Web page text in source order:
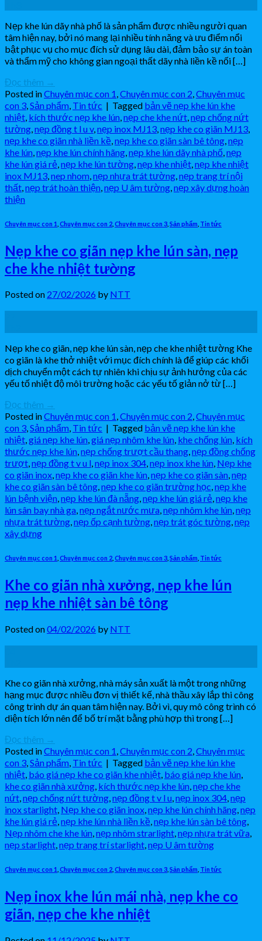
Nẹp khe lún dãy nhà phố là sản phẩm được nhiều người quan
tâm hiện nay, bởi nó mang lại nhiều tính năng và ưu điểm nổi
bật phục vụ cho mục đích sử dụng lâu dài, đảm bảo sự án toàn
và thẩm mỹ cho không gian ngoại thất dãy nhà liền kề nối […]
Đọc thêm →
Posted inChuyên mục con 1 Chuyên mục con 2 Chuyên mục
con 3 Sản phẩm Tin tức | Tagged bản vẽ nẹp khe lún khe
nhiệt kích thước nẹp khe lún nẹp che khe nứt nẹp chống nứt
tường nẹp đồng t l u v, nẹp inox MJ13 nẹp khe co giãn MJ13
nẹp khe co giãn nhà liền kề nẹp khe co giãn sàn bê tông nẹp
khe lún nẹp khe lún chính hãng nẹp khe lún dãy nhà phố nẹp
khe lún giá rẻ nẹp khe lún tường nẹp khe nhiệt nẹp khe nhiệt
inox MJ13 nep nhom nẹp nhựa trát tường nẹp trang trí nội
thất nẹp trát hoàn thiện nẹp U âm tường nẹp xây dựng hoàn
thiện
Chuyên mục con 1 Chuyên mục con 2 Chuyên mục con 3 Sản phẩm Tin tức
Nẹp khe co giãn nẹp khe lún sàn, nẹp
che khe nhiệt tường
Posted on 27/02/2026 by NTT
Nẹp khe co giãn, nẹp khe lún sàn, nẹp che khe nhiệt tường Khe
co giãn là khe thở nhiệt với mục đích chính là để giúp các khối
dịch chuyển một cách tự nhiên khi chịu sự ảnh hưởng của các
yếu tố nhiệt độ môi trường hoặc các yếu tố giản nở từ […]
Đọc thêm →
Posted inChuyên mục con 1,Chuyên mục con 2,Chuyên mục
con 3,Sản phẩm, Tin tức | Tagged bản vẽ nẹp khe lún khe
nhiệt,giá nẹp khe lún,giá nẹp nhôm khe lún, khe chống lún, kích
thước nẹp khe lún,nẹp chống trượt cầu thang,nẹp đồng chống
trượt,nẹp đồng t v u l,nẹp inox 304,nẹp inox khe lún, Nẹp khe
co giãn inox,nẹp khe co giãn khe lún,nẹp khe co giãn sàn,nẹp
khe co giãn sàn bê tông,nẹp khe co giãn trường học,nẹp khe
lún bệnh viện,nẹp khe lún đà nẵng,nẹp khe lún giá rẻ,nẹp khe
lún sân bay nhà ga,nẹp ngắt nước mưa,nẹp nhôm khe lún,nẹp
nhựa trát tường,nẹp ốp cạnh tường,nẹp trát góc tường,nẹp
xây dựng
Chuyên mục con 1 Chuyên mục con 2 Chuyên mục con 3 Sản phẩm Tin tức
Khe co giãn nhà xưởng, nẹp khe lún
nẹp khe nhiệt sàn bê tông
Posted on04/02/2026 by NTT
Khe co giãn nhà xưởng, nhà máy sản xuất là một trong những
hạng mục được nhiều đơn vị thiết kế, nhà thầu xây lắp thi công
công trình dự án quan tâm hiện nay. Bởi vì, quy mô công trình có
diện tích lớn nên để bố trí mặt bằng phù hợp thì trong […]
Đọc thêm →
Posted inChuyên mục con 1,Chuyên mục con 2,Chuyên mục
con 3,Sản phẩm, Tin tức | Tagged bản vẽ nẹp khe lún khe
nhiệt, báo giá nẹp khe co giãn khe nhiệt, báo giá nẹp khe lún,
khe co giãn nhà xưởng, kích thước nẹp khe lún,nẹp che khe
nứt,nẹp chống nứt tường,nẹp đồng t v l u,nẹp inox 304,nẹp
inox starlight, Nẹp khe co giãn inox,nẹp khe lún chính hãng,nẹp
khe lún giá rẻ,nẹp khe lún nhà liền kề,nẹp khe lún sàn bê tông,
Nẹp nhôm che khe lún,nẹp nhôm strarlight,nẹp nhựa trát vữa,
nẹp starlight,nẹp trang trí starlight,nẹp U âm tường
Chuyên mục con 1 Chuyên mục con 2 Chuyên mục con 3 Sản phẩm Tin tức
Nẹp inox khe lún mái nhà, nẹp khe co
giãn, nẹp che khe nhiệt